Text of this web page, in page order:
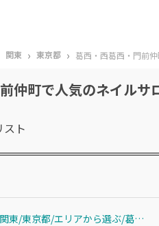
関東 › 東京都 › 葛西・西葛西・門前
仲町で人気のネイルサ
スト
関東/東京都/エリアから選ぶ/葛西・西葛西・門前仲町